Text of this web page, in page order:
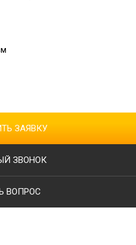
ЗАЯВКУ
ЗВОНОК
ВОПРОС